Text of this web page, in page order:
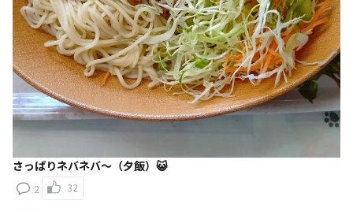
さっぱりネバネバ〜（夕飯）😺
2 32